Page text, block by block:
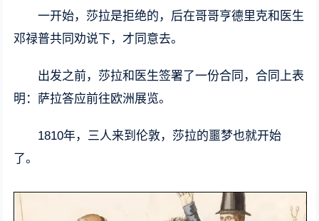
一开始，莎拉是拒绝的，后在哥哥亨德里克和医生
邓禄普共同劝说下，才同意去。
出发之前，莎拉和医生签署了一份合同，合同上表
明：萨拉答应前往欧洲展览。
1810年，三人来到伦敦，莎拉的噩梦也就开始
了。